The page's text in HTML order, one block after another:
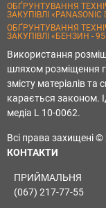
ОБҐРУНТУВАННЯ
ЗАКУПІВЛІ «PANASONIC
ОБҐРУНТУВАННЯ
ЗАКУПІВЛІ «БЕНЗИН -
Використання
шляхом розміщення
змісту матеріалів
карається законом.
медіа L 10-0062.
Всі права захищені
КОНТАКТИ
ПРИЙМАЛЬНЯ
(067) 217-77-55